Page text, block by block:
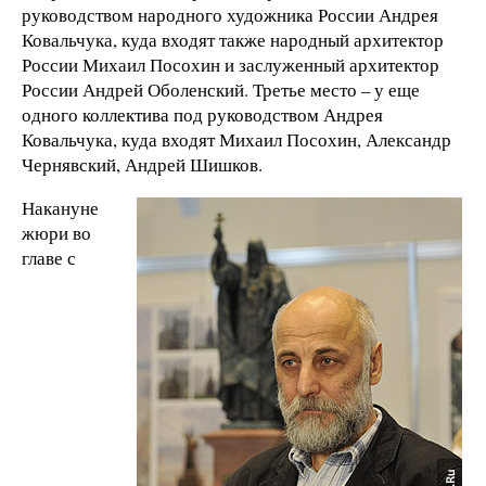
руководством народного художника России Андрея
Ковальчука, куда входят также народный архитектор
России Михаил Посохин и заслуженный архитектор
России Андрей Оболенский. Третье место – у еще
одного коллектива под руководством Андрея
Ковальчука, куда входят Михаил Посохин, Александр
Чернявский, Андрей Шишков.
Накануне
жюри во
главе с